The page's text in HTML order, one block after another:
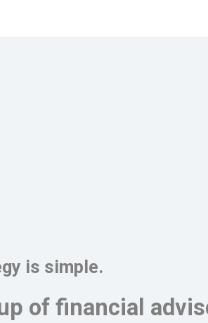
is simple.
of financial